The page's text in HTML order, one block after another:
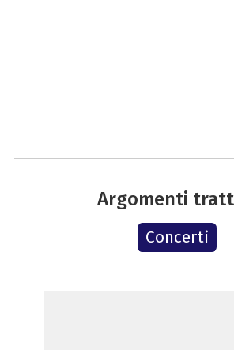
Argomenti
Concerti